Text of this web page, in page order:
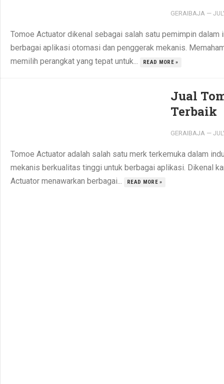
GERAIBAJA —
Tomoe Actuator dikenal sebagai salah satu pemimpin
berbagai aplikasi otomasi dan penggerak mekanis.
memilih perangkat yang tepat untuk...
READ MORE »
Jual
Terbaik
GERAIBAJA —
Tomoe Actuator adalah salah satu merk terkemuka dalam
mekanis berkualitas tinggi untuk berbagai aplikasi. Dikenal
Actuator menawarkan berbagai...
READ MORE »